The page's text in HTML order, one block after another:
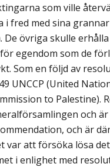
som ville
i fred med sina
De övriga skulle erhålla
egendom som de
Som en följd av
UNCCP (United
to Palestine).
och
och är
var att försöka lösa
i enlighet med